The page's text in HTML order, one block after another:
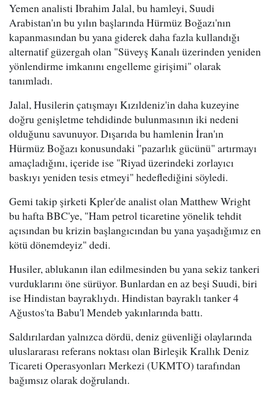
Yemen analisti Ibrahim Jalal, bu hamleyi, Suudi
Arabistan'ın bu yılın başlarında Hürmüz Boğazı'nın
kapanmasından bu yana giderek daha fazla kullandığı
alternatif güzergah olan "Süveyş Kanalı üzerinden yeniden
yönlendirme imkanını engelleme girişimi" olarak
tanımladı.
Jalal, Husilerin çatışmayı Kızıldeniz'in daha kuzeyine
doğru genişletme tehdidinde bulunmasının iki nedeni
olduğunu savunuyor. Dışarıda bu hamlenin İran'ın
Hürmüz Boğazı konusundaki "pazarlık gücünü" artırmayı
amaçladığını, içeride ise "Riyad üzerindeki zorlayıcı
baskıyı yeniden tesis etmeyi" hedeflediğini söyledi.
Gemi takip şirketi Kpler'de analist olan Matthew Wright
bu hafta BBC'ye, "Ham petrol ticaretine yönelik tehdit
açısından bu krizin başlangıcından bu yana yaşadığımız en
kötü dönemdeyiz" dedi.
Husiler, ablukanın ilan edilmesinden bu yana sekiz tankeri
vurduklarını öne sürüyor. Bunlardan en az beşi Suudi, biri
ise Hindistan bayraklıydı. Hindistan bayraklı tanker 4
Ağustos'ta Babu'l Mendeb yakınlarında battı.
Saldırılardan yalnızca dördü, deniz güvenliği olaylarında
uluslararası referans noktası olan Birleşik Krallık Deniz
Ticareti Operasyonları Merkezi (UKMTO) tarafından
bağımsız olarak doğrulandı.